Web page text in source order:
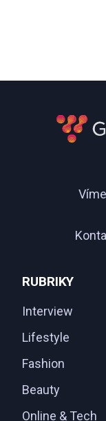
RUBRIKY
Interview
Lifestyle
Fashion
Beauty
Online & Tech